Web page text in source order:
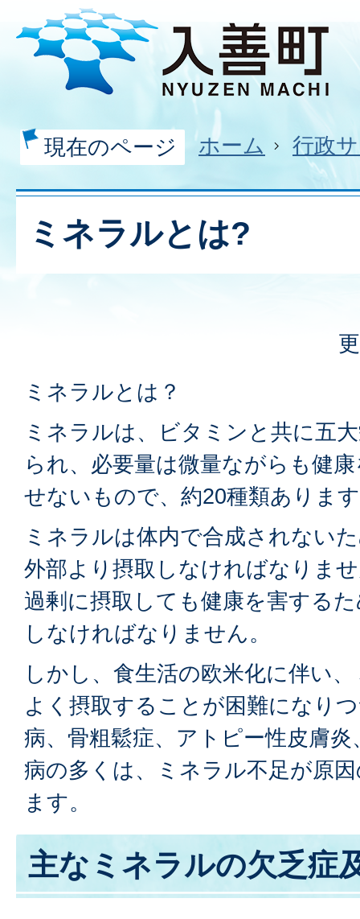
現在のページ ホーム 行政
ミネラルとは?
ミネラルとは？
ミネラルは、ビタミンと共に五
られ、必要量は微量ながらも健
せないもので、約20種類ありま
ミネラルは体内で合成されない
外部より摂取しなければなりま
過剰に摂取しても健康を害する
しなければなりません。
しかし、食生活の欧米化に伴い
よく摂取することが困難になり
病、骨粗鬆症、アトピー性皮膚
病の多くは、ミネラル不足が原
ます。
主なミネラルの欠乏症